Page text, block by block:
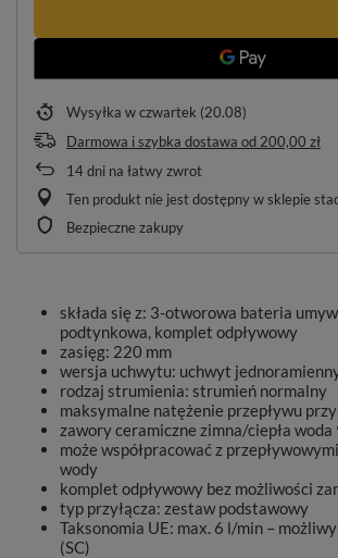
Wysyłka w czwartek (20.08)
Darmowa i szybka dostawa od 200,00 zł
14dni na łatwy zwrot
Ten produkt nie jest dostępny w sklepie
Bezpieczne zakupy
składa się z: 3-otworowa bateria
podtynkowa, komplet odpływowy
zasięg: 220 mm
wersja uchwytu: uchwyt
rodzaj strumienia: strumień normalny
maksymalne natężenie przepływu
zawory ceramiczne zimna/ciepła woda
może współpracować z
wody
komplet odpływowy bez możliwości
typ przyłącza: zestaw podstawowy
Taksonomia UE: max. 6 l/min –
(SC)